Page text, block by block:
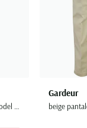
Bruin pantalon flatfront model normale fit
Gardeur